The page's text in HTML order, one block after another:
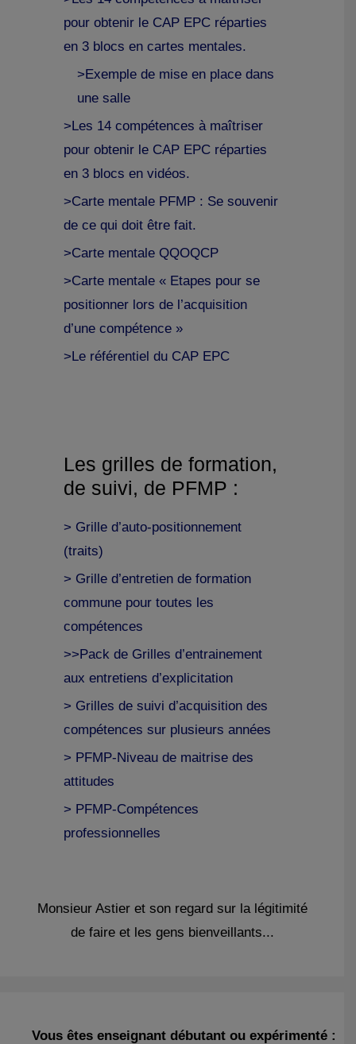
pour obtenir le CAP EPC réparties
en 3 blocs en cartes mentales.
>Exemple de mise en place dans
une salle
>Les 14 compétences à maîtriser
pour obtenir le CAP EPC réparties
en 3 blocs en vidéos.
>Carte mentale PFMP : Se souvenir
de ce qui doit être fait.
>Carte mentale QQOQCP
>Carte mentale « Etapes pour se
positionner lors de l’acquisition
d’une compétence »
>Le référentiel du CAP EPC
Les grilles de formation,
de suivi, de PFMP :
> Grille d’auto-positionnement
(traits)
> Grille d’entretien de formation
commune pour toutes les
compétences
>>Pack de Grilles d’entrainement
aux entretiens d’explicitation
> Grilles de suivi d’acquisition des
compétences sur plusieurs années
> PFMP-Niveau de maitrise des
attitudes
> PFMP-Compétences
professionnelles
Monsieur Astier et son regard sur la légitimité
de faire et les gens bienveillants...
Vous êtes enseignant débutant ou expérimenté :